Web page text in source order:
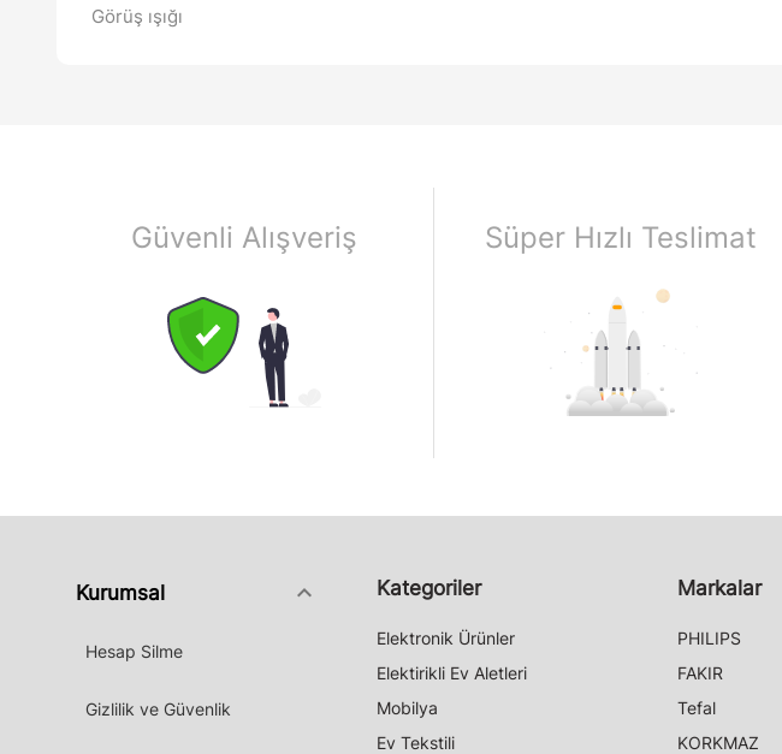
Görüş ışığı
Güvenli Alışveriş Süper Hızlı Teslimat
Kurumsal keyboard_arrow_down
Hesap Silme
Gizlilik ve Güvenlik
Kategoriler
Elektronik Ürünler
Elektirikli Ev Aletleri
Mobilya
Ev Tekstili
Markalar
PHILIPS
FAKIR
Tefal
KORKMAZ